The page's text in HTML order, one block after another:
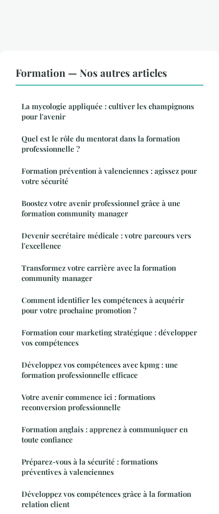
Formation — Nos autres articles
La mycologie appliquée : cultiver les champignons
pour l'avenir
Quel est le rôle du mentorat dans la formation
professionnelle ?
Formation prévention à valenciennes : agissez pour
votre sécurité
Boostez votre avenir professionnel grâce à une
formation community manager
Devenir secrétaire médicale : votre parcours vers
l'excellence
Transformez votre carrière avec la formation
community manager
Comment identifier les compétences à acquérir
pour votre prochaine promotion ?
Formation cour marketing stratégique : développer
vos compétences
Développez vos compétences avec kpmg : une
formation professionnelle efficace
Votre avenir commence ici : formations
reconversion professionnelle
Formation anglais : apprenez à communiquer en
toute confiance
Préparez-vous à la sécurité : formations
préventives à valenciennes
Développez vos compétences grâce à la formation
relation client